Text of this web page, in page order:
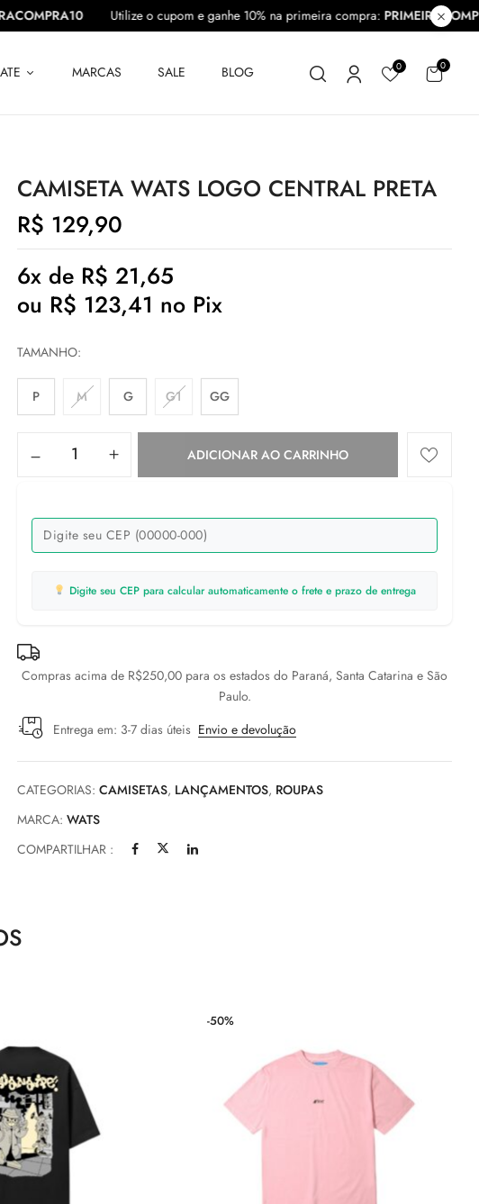
Utilize o cupom e ganhe 10% na primeira compra:
MARCAS SALE BLOG 0 0
CAMISETA WATS LOGO CENTRAL PRETA
R$ 129,90
6x de R$ 21,65
ou R$ 123,41 no Pix
TAMANHO
P M G G1 GG
ADICIONAR AO CARRINHO
Digite seu CEP para calcular automaticamente o frete e prazo de entrega
Compras acima de R$250,00 para os estados do Paraná, Santa Catarina e São
Paulo.
Entrega em: 3-7 dias úteis Envio e devolução
CATEGORIAS:CAMISETAS, LANÇAMENTOS, ROUPAS
MARCA:WATS
COMPARTILHAR :
-50%